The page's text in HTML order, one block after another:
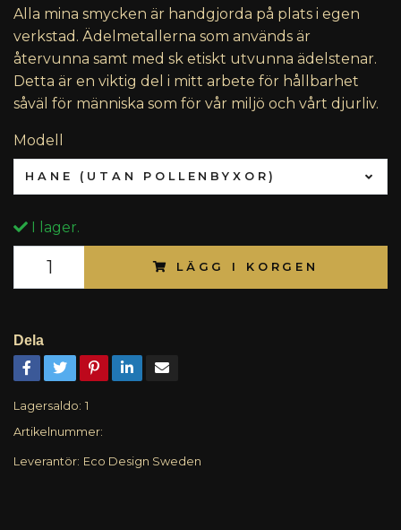
Alla mina smycken är handgjorda på plats i egen
verkstad. Ädelmetallerna som används är
återvunna samt med sk etiskt utvunna ädelstenar.
Detta är en viktig del i mitt arbete för hållbarhet
såväl för människa som för vår miljö och vårt djurliv.
Modell
HANE (UTAN POLLENBYXOR)
I lager.
LÄGG I KORGEN
Dela
Lagersaldo: 1
Artikelnummer:
Leverantör: Eco Design Sweden